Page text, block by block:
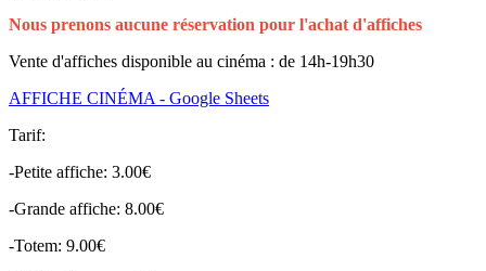
Nous prenons aucune réservation pour l'achat d'affiches
Vente d'affiches disponible au cinéma : de 14h-19h30
AFFICHE CINÉMA - Google Sheets
Tarif:
-Petite affiche: 3.00€
-Grande affiche: 8.00€
-Totem: 9.00€